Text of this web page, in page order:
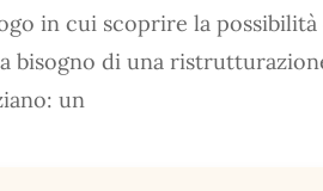
in cui scoprire la possibilità
bisogno di una
un